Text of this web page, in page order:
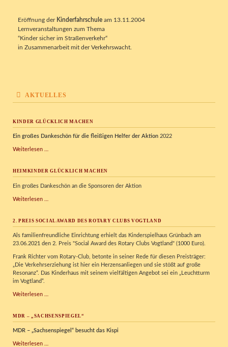
Eröffnung der Kinderfahrschuleam 13.11.2004
Lernveranstaltungen zum Thema
“Kinder sicher im Straßenverkehr“
in Zusammenarbeit mit der Verkehrswacht.
AKTUELLES
KINDER GLÜCKLICH MACHEN
Ein großes Dankeschön für die fleißigen Helfer der Aktion2022
Weiterlesen …
HEIMKINDER GLÜCKLICH MACHEN
Ein großes Dankeschön an die Sponsoren der Aktion
Weiterlesen …
2. PREIS SOCIAL AWARD DES ROTARY CLUBS VOGTLAND
Als familienfreundliche Einrichtung erhielt das Kinderspielhaus Grünbach am
23.06.2021 den 2. Preis "Social Award des Rotary Clubs Vogtland" (1000 Euro).
Frank Richter vom Rotary-Club, betonte in seiner Rede für diesen Preisträger:
„Die Verkehrserziehung ist hier ein Herzensanliegen und sie stößt auf große
Resonanz“. Das Kinderhaus mit seinem vielfältigen Angebot sei ein „Leuchtturm
im Vogtland“.
Weiterlesen …
Award
Rotary
MDR – „SACHSENSPIEGEL“
MDR – „Sachsenspiegel“ besucht das Kispi
Weiterlesen …